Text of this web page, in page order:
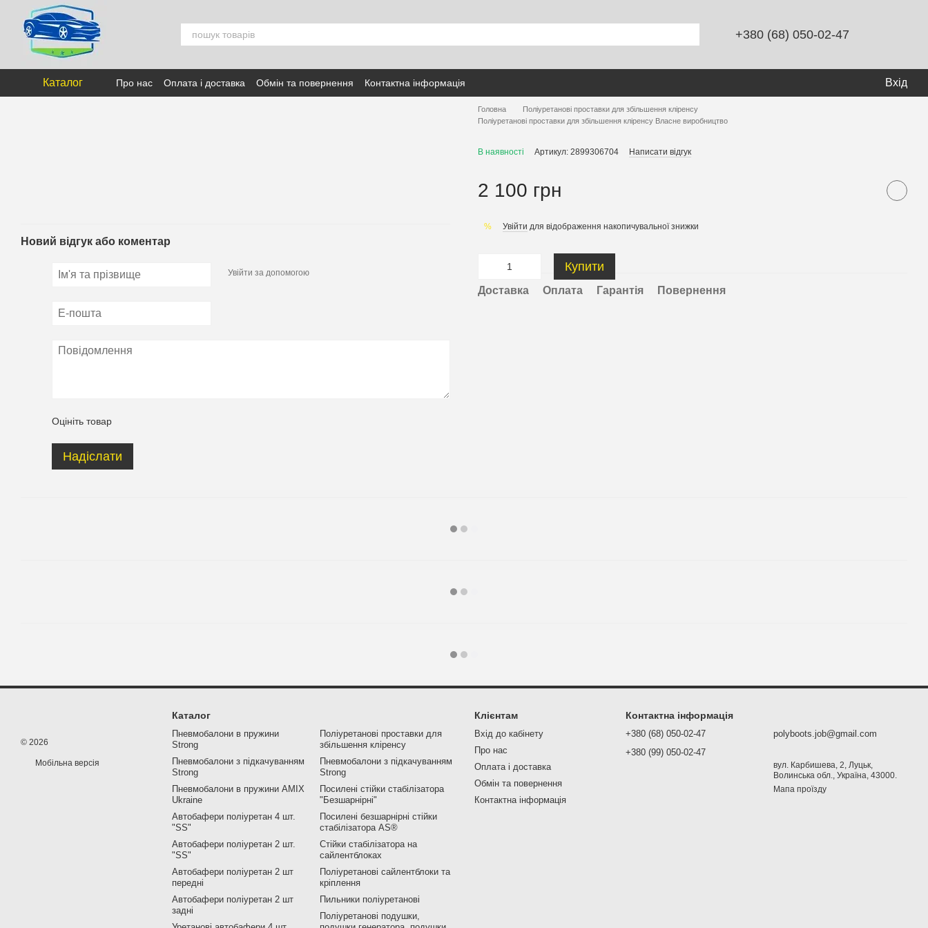
Перейти к основному контенту
+380 (68) 050-02-47
Каталог Про нас Оплата і доставка Обмін та повернення Контактна інформація Вхід
Новий відгук або коментар
Увійти за допомогою
Оцініть товар
Надіслати
Головна
Поліуретанові проставки для збільшення кліренсу
Поліуретанові проставки для збільшення кліренсу Власне виробництво
В наявності Артикул: 2899306704 Написати відгук
2 100 грн
% Увійти для відображення накопичувальної знижки
Купити
Доставка Оплата Гарантія Повернення
© 2026
Мобільна версія
Каталог
Пневмобалони в пружини
Strong
Пневмобалони з підкачуванням
Strong
Пневмобалони в пружини AMIX
Ukraine
Автобафери поліуретан 4 шт.
"SS"
Автобафери поліуретан 2 шт.
"SS"
Автобафери поліуретан 2 шт
передні
Автобафери поліуретан 2 шт
задні
Поліуретанові проставки для
збільшення кліренсу
Пневмобалони з підкачуванням
Strong
Посилені стійки стабілізатора
"Безшарнірні"
Посилені безшарнірні стійки
стабілізатора AS®
Стійки стабілізатора на
сайлентблоках
Поліуретанові сайлентблоки та
кріплення
Пильники поліуретанові
Поліуретанові подушки,
Клієнтам
Вхід до кабінету
Про нас
Оплата і доставка
Обмін та повернення
Контактна інформація
Контактна інформація
+380 (68) 050-02-47
+380 (99) 050-02-47
polyboots.job@gmail.com
вул. Карбишева, 2, Луцьк,
Волинська обл., Україна, 43000.
Мапа проїзду